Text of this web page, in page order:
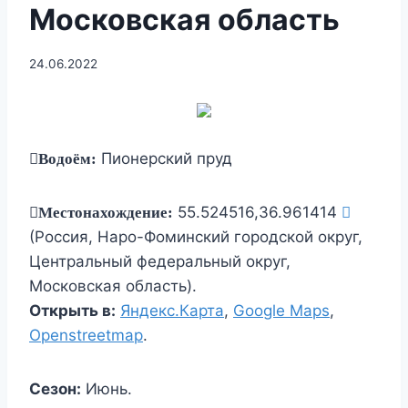
Московская область
24.06.2022
Водоём: Пионерский пруд
Местонахождение: 55.524516,36.961414
(Россия, Наро-Фоминский городской округ,
Центральный федеральный округ,
Московская область).
Открыть в: Яндекс.Карта, Google Maps,
Openstreetmap.
Сезон: Июнь.